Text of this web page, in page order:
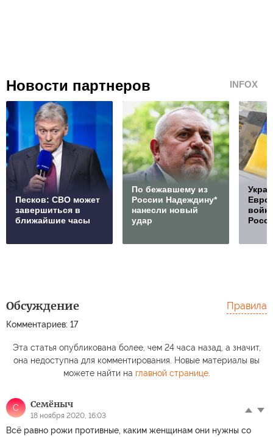
Новости партнеров INFOX
Песков: СВО может
завершиться в
ближайшие часы
По бежавшему из
России Надеждину*
нанесли новый
удар
Обсуждение
Комментариев: 17
Правила
Эта статья опубликована более, чем 24 часа назад, а значит,
она недоступна для комментирования. Новые материалы вы
можете найти на главной странице.
С Семёныч
18 ноября 2020, 16:03
Всё равно рожи противные, каким женщинам они нужны со